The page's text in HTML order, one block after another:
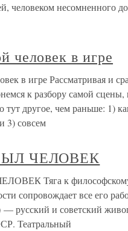
человеком несомненного
человек в игре
в игре Рассматривая и
к разбору самой
тут другое, чем раньше: 1)
3) совсем
ЧЕЛОВЕК
Тяга к философскому
сопровождает все его
русский и советский
Театральный